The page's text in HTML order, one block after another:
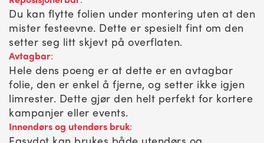
Du kan flytte folien under montering uten at den
mister festeevne. Dette er spesielt fint om den
setter seg litt skjevt på overflaten.
Avtagbar:
Hele dens poeng er at dette er en avtagbar
folie, den er enkel å fjerne, og setter ikke igjen
limrester. Dette gjør den helt perfekt for kortere
kampanjer eller events.
Innendørs og utendørs bruk: